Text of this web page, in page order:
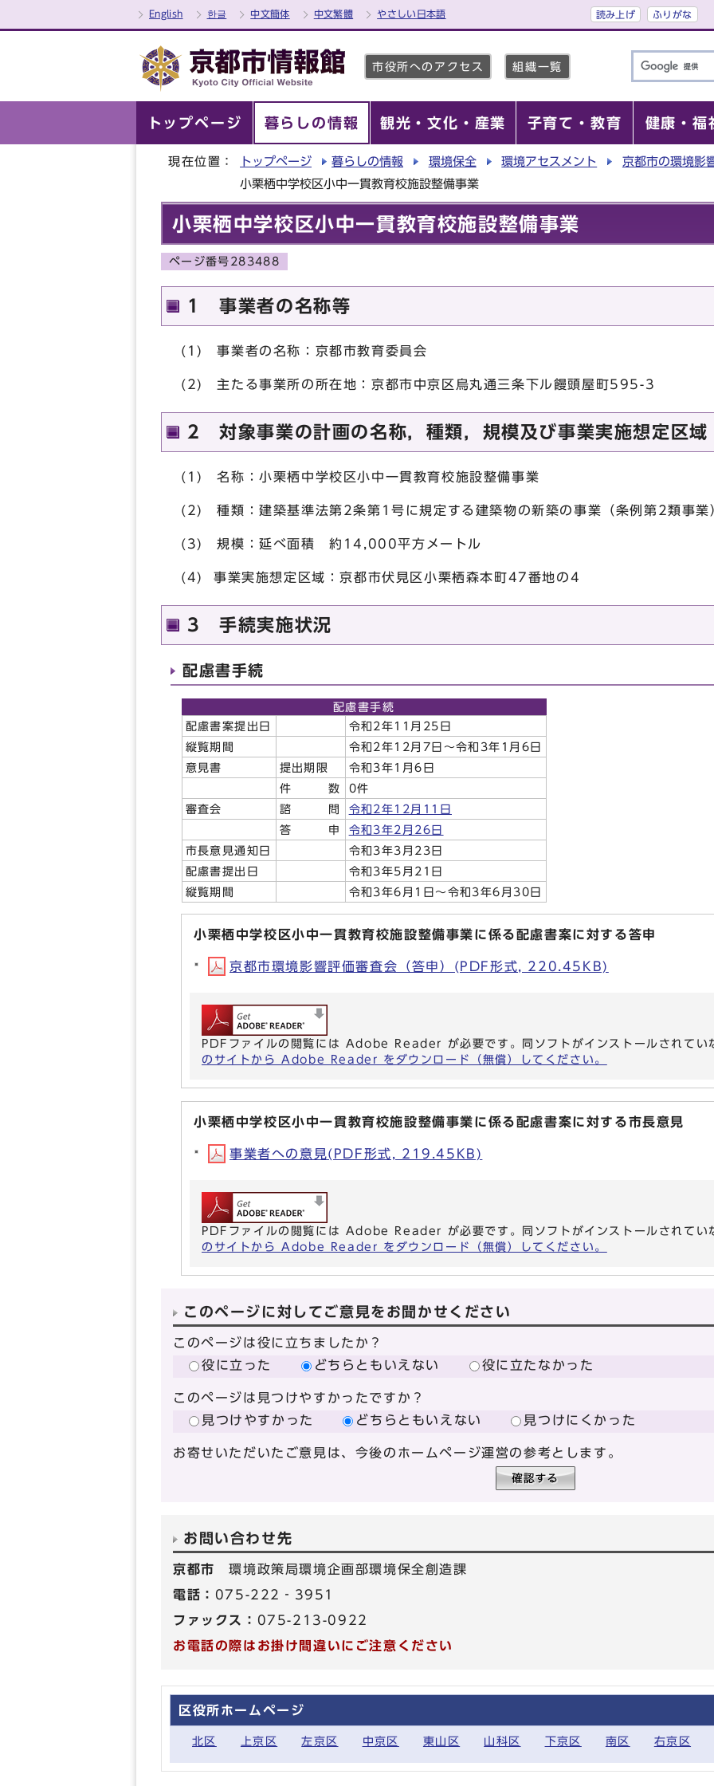
English 한글 中文簡体 中文繁體 やさしい日本語 読み上げ ふりがな
市役所へのアクセス 組織一覧
トップページ 暮らしの情報 観光・文化・産業 子育て・教育 健康・福
現在位置： トップページ 暮らしの情報 環境保全 環境アセスメント
京都市の環境影
小栗栖中学校区小中一貫教育校施設整備事業
小栗栖中学校区小中一貫教育校施設整備事業
ページ番号283488
1 事業者の名称等
(1) 事業者の名称：京都市教育委員会
(2) 主たる事業所の所在地：京都市中京区烏丸通三条下ル饅頭屋町595-3
2 対象事業の計画の名称，種類，規模及び事業実施想定区域
(1) 名称：小栗栖中学校区小中一貫教育校施設整備事業
(2) 種類：建築基準法第2条第1号に規定する建築物の新築の事業（条例第2類事業
(3) 規模：延べ面積 約14,000平方メートル
(4) 事業実施想定区域：京都市伏見区小栗栖森本町47番地の4
3 手続実施状況
配慮書手続
配慮書手続
配慮書案提出日
令和2年11月25日
縦覧期間
令和2年12月7日～令和3年1月6日
意見書
提出期限
令和3年1月6日
件 数
0件
審査会
諮 問
令和2年12月11日
答 申
令和3年2月26日
市長意見通知日
令和3年3月23日
配慮書提出日
令和3年5月21日
縦覧期間
令和3年6月1日～令和3年6月30日
小栗栖中学校区小中一貫教育校施設整備事業に係る配慮書案に対する答申
京都市環境影響評価審査会（答申）(PDF形式, 220.45KB)
PDFファイルの閲覧には Adobe Reader が必要です。同ソフトがインストールされてい
のサイトから Adobe Reader をダウンロード（無償）してください。
小栗栖中学校区小中一貫教育校施設整備事業に係る配慮書案に対する市長意見
事業者への意見(PDF形式, 219.45KB)
PDFファイルの閲覧には Adobe Reader が必要です。同ソフトがインストールされてい
のサイトから Adobe Reader をダウンロード（無償）してください。
このページに対してご意見をお聞かせください
このページは役に立ちましたか？
役に立った
どちらともいえない 役に立たなかった
このページは見つけやすかったですか？
見つけやすかった
どちらともいえない 見つけにくかった
お寄せいただいたご意見は、今後のホームページ運営の参考とします。
お問い合わせ先
京都市環境政策局環境企画部環境保全創造課
電話： 075-222‐3951
ファックス： 075-213-0922
お電話の際はお掛け間違いにご注意ください
区役所ホームページ
北区 上京区 左京区 中京区 東山区 山科区 下京区 南区 右京区